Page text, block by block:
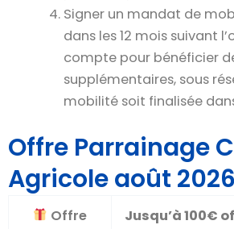
Signer un mandat de
dans les 12 mois suivant
compte pour bénéficier
supplémentaires, sous
mobilité soit finalisée
Offre Parrainage
Agricole août 2026
Offre
Jusqu’à 100€